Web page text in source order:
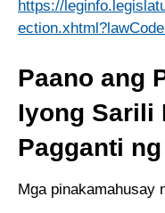
https://
Paano ang
Iyong Sarili
Pagganti
Mga pinakamahusay